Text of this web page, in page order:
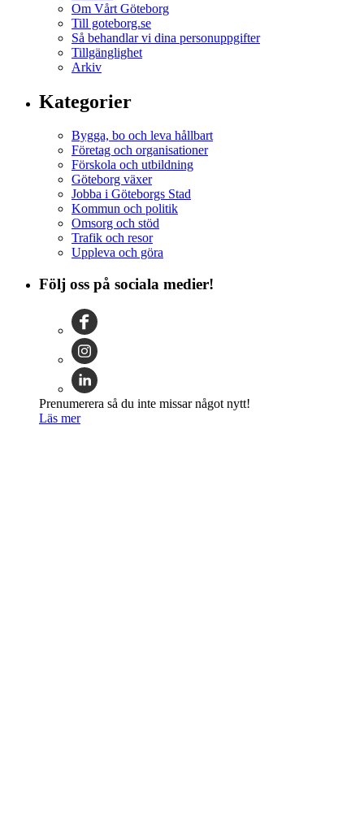
Om Vårt Göteborg
Till goteborg.se
Så behandlar vi dina personuppgifter
Tillgänglighet
Arkiv
Kategorier
Bygga, bo och leva hållbart
Företag och organisationer
Förskola och utbildning
Göteborg växer
Jobba i Göteborgs Stad
Kommun och politik
Omsorg och stöd
Trafik och resor
Uppleva och göra
Följ oss på sociala medier!
Prenumerera så du inte missar något nytt!
Läs mer